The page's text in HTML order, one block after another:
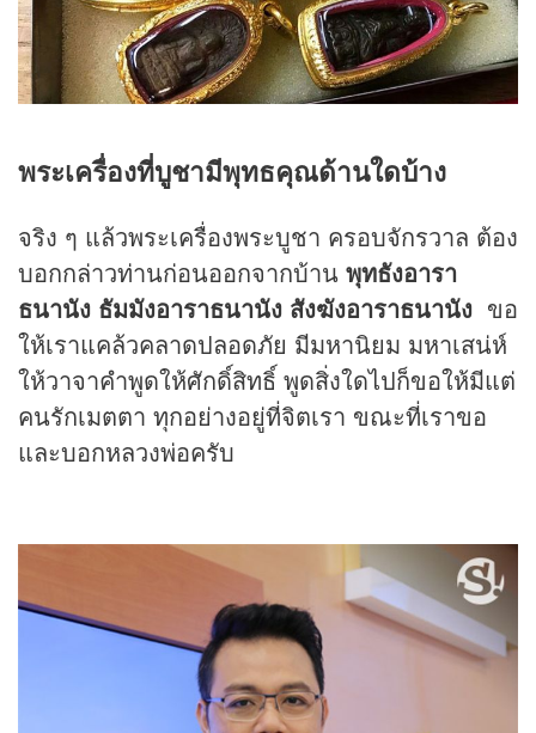
พระเครื่องที่บูชามีพุทธคุณด้านใดบ้าง
จริง ๆ แล้วพระเครื่องพระบูชา ครอบจักรวาล ต้อง
บอกกล่าวท่านก่อนออกจากบ้าน พุทธังอารา
ธนานัง ธัมมังอาราธนานัง สังฆังอาราธนานัง ขอ
ให้เราแคล้วคลาดปลอดภัย มีมหานิยม มหาเสน่ห์
ให้วาจาคำพูดให้ศักดิ์สิทธิ์ พูดสิ่งใดไปก็ขอให้มีแต่
คนรักเมตตา ทุกอย่างอยู่ที่จิตเรา ขณะที่เราขอ
และบอกหลวงพ่อครับ